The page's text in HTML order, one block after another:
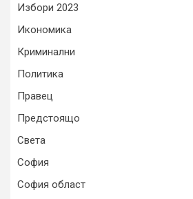
Избори 2023
Икономика
Криминални
Политика
Правец
Предстоящо
Света
София
София област